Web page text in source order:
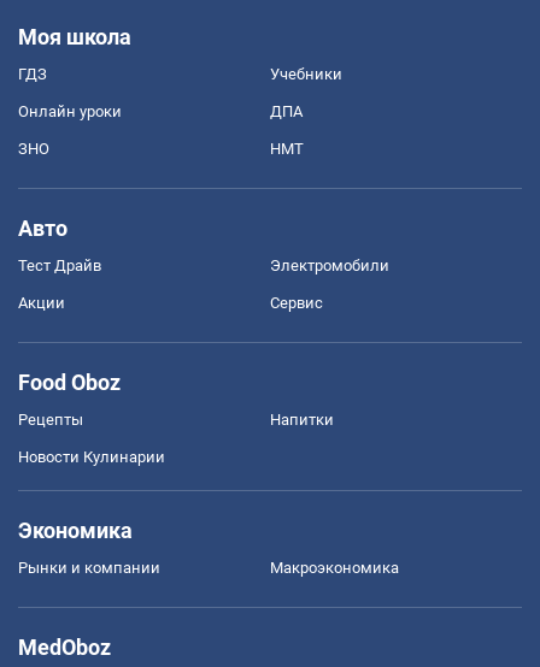
Моя школа
ГДЗ Учебники
Онлайн уроки ДПА
ЗНО НМТ
Авто
Тест Драйв Электромобили
Акции Сервис
Food Oboz
Рецепты Напитки
Новости Кулинарии
Экономика
Рынки и компании Mакроэкономика
MedOboz